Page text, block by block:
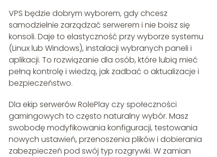
VPS będzie dobrym wyborem, gdy chcesz
samodzielnie zarządzać serwerem i nie boisz się
konsoli. Daje to elastyczność przy wyborze systemu
(Linux lub Windows), instalacji wybranych paneli i
aplikacji. To rozwiązanie dla osób, które lubią mieć
pełną kontrolę i wiedzą, jak zadbać o aktualizacje i
bezpieczeństwo.
Dla ekip serwerów RolePlay czy społeczności
gamingowych to często naturalny wybór. Masz
swobodę modyfikowania konfiguracji, testowania
nowych ustawień, przenoszenia plików i dobierania
zabezpieczeń pod swój typ rozgrywki. W zamian